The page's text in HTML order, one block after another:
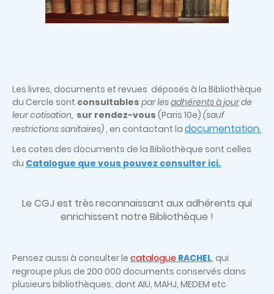
Les livres, documents et revues déposés à la Bibliothèque
du Cercle sont consultables par lesadhérents à jourde
leur cotisation, sur rendez-vous (Paris 10e) (sauf
restrictions sanitaires), en contactant la documentation.
Les cotes des documents de la Bibliothèque sont celles
du Catalogue que vous pouvez consulter ici.
Le CGJ est trèsreconnaissant aux adhérents qui
enrichissent notre Bibliothèque !
Pensez aussi à consulter le catalogue RACHEL, qui
regroupe plus de 200 000 documents conservés dans
plusieurs bibliothèques, dont AIU, MAHJ, MEDEM etc